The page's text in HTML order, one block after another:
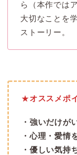
ら（本作では
大切なことを
ストーリー。
★オススメポ
・強いだけが
・心理・愛情
・優しい気持